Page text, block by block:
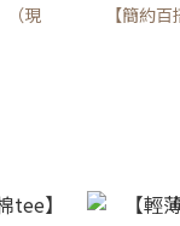
（現
【簡約